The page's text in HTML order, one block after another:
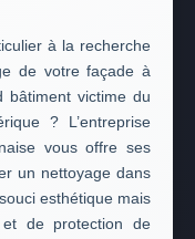
à la recherche
de votre façade à
bâtiment victime du
? L’entreprise
vous offre ses
un nettoyage dans
esthétique mais
et de protection de